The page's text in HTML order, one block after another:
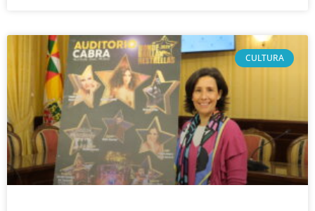
CULTURA